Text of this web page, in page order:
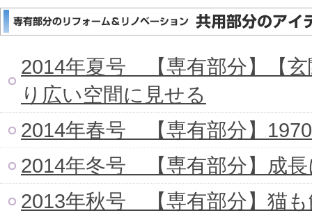
2014年夏号 【専有部分】【
り広い空間に見せる
2014年春号 【専有部分】
2014年冬号 【専有部分】成
2013年秋号 【専有部分】猫